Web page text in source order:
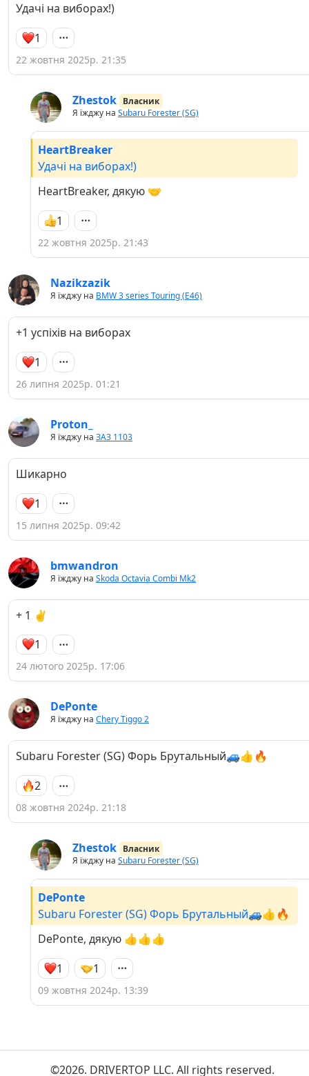
Удачі на виборах!)
1
22 жовтня 2025р. 21:35
Zhestok Власник
Я їжджу на Subaru Forester (SG)
HeartBreaker
Удачі на виборах!)
HeartBreaker, дякую 🤝
1
22 жовтня 2025р. 21:43
Nazikzazik
Я їжджу на BMW 3 series Touring (E46)
+1 успіхів на виборах
1
26 липня 2025р. 01:21
Proton_
Я їжджу на ЗАЗ 1103
Шикарно
1
15 липня 2025р. 09:42
bmwandron
Я їжджу на Skoda Octavia Combi Mk2
+ 1 ✌️
1
24 лютого 2025р. 17:06
DePonte
Я їжджу на Chery Tiggo 2
Subaru Forester (SG) Форь Брутальный🚙👍🔥
2
08 жовтня 2024р. 21:18
Zhestok Власник
Я їжджу на Subaru Forester (SG)
DePonte
Subaru Forester (SG) Форь Брутальный🚙👍🔥
DePonte, дякую 👍👍👍
1
1
09 жовтня 2024р. 13:39
©2026. DRIVERTOP LLC. All rights reserved.